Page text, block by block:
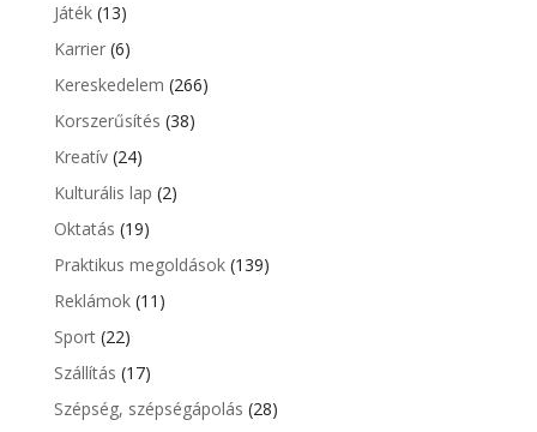
Játék(13)
Karrier(6)
Kereskedelem (266)
Korszerűsítés (38)
Kreatív(24)
Kulturális lap (2)
Oktatás (19)
Praktikus megoldások(139)
Reklámok(11)
Sport(22)
Szállítás (17)
Szépség, szépségápolás (28)